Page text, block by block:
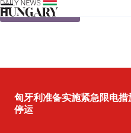
Skip to content
匈牙利准备实施紧急限电
停运